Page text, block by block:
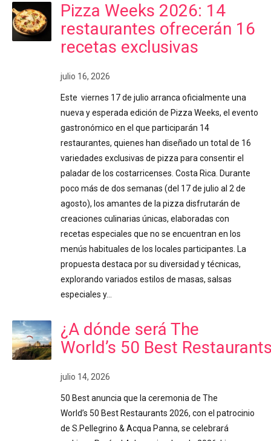
Pizza Weeks 2026: 14
restaurantes ofrecerán 16
recetas exclusivas
julio 16, 2026
Este viernes 17 de julio arranca oficialmente una
nueva y esperada edición de Pizza Weeks, el evento
gastronómico en el que participarán 14
restaurantes, quienes han diseñado un total de 16
variedades exclusivas de pizza para consentir el
paladar de los costarricenses. Costa Rica. Durante
poco más de dos semanas (del 17 de julio al 2 de
agosto), los amantes de la pizza disfrutarán de
creaciones culinarias únicas, elaboradas con
recetas especiales que no se encuentran en los
menús habituales de los locales participantes. La
propuesta destaca por su diversidad y técnicas,
explorando variados estilos de masas, salsas
especiales y…
¿A dónde será The
World’s 50 Best
julio 14, 2026
50 Best anuncia que la ceremonia de The
World’s 50 Best Restaurants 2026, con el patrocinio
de S.Pellegrino & Acqua Panna, se celebrará